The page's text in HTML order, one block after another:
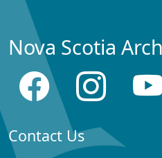
Nova Scotia
Contact Us